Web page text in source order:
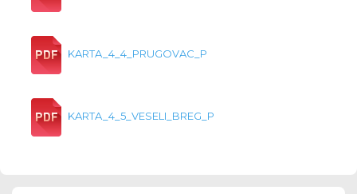
KARTA_4_4_PRUGOVAC_P
KARTA_4_5_VESELI_BREG_P